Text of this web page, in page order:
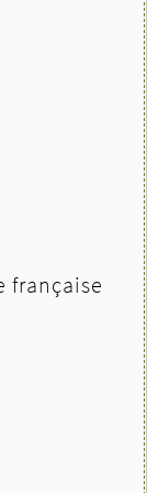
française